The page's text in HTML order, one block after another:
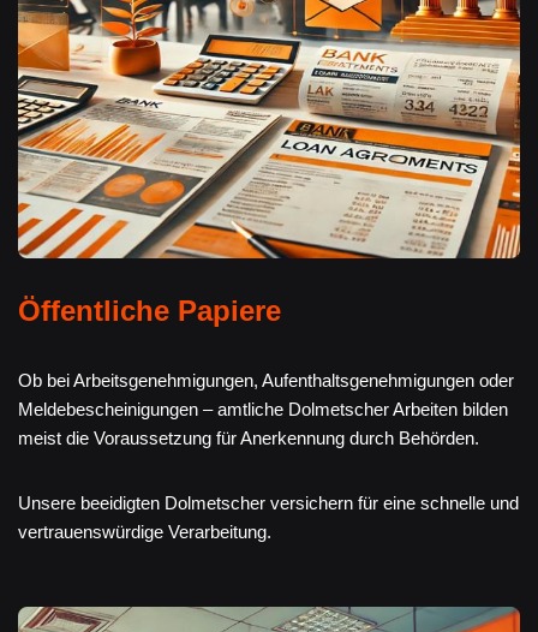
Öffentliche Papiere
Ob bei Arbeitsgenehmigungen, Aufenthaltsgenehmigungen oder
Meldebescheinigungen – amtliche Dolmetscher Arbeiten bilden
meist die Voraussetzung für Anerkennung durch Behörden.
Unsere beeidigten Dolmetscher versichern für eine schnelle und
vertrauenswürdige Verarbeitung.